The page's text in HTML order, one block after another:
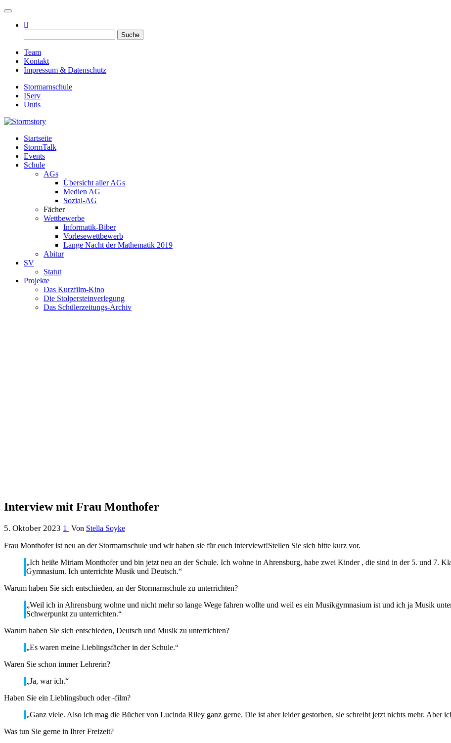
Toggle navigation
nach:
Team
Kontakt
Impressum & Datenschutz
Stormarnschule
IServ
Untis
Stormstory
Eure digitale Schülerzeitung
Startseite
StormTalk
Events
Schule
AGs
Übersicht aller AGs
Medien AG
Sozial-AG
Fächer
Wettbewerbe
Informatik-Biber
Vorlesewettbewerb
Lange Nacht der Mathematik 2019
Abitur
SV
Statut
Projekte
Das Kurzfilm-Kino
Die Stolpersteinverlegung
Das Schülerzeitungs-Archiv
Interview mit Frau Monthofer
5. Oktober 2023 1 Von Stella Soyke
Frau Monthofer ist neu an der Stormarnschule und wir haben sie für euch interviewt!Stellen Sie sich bitte kurz vor.
„Ich heiße Miriam Monthofer und bin jetzt neu an der Schule. Ich wohne in Ahrensburg, habe zwei Kinder , die sind in der 5. und 7.
Gymnasium. Ich unterrichte Musik und Deutsch.“
Warum haben Sie sich entschieden, an der Stormarnschule zu unterrichten?
„Weil ich in Ahrensburg wohne und nicht mehr so lange Wege fahren wollte und weil es ein Musikgymnasium ist und ich ja Musik
Schwerpunkt zu unterrichten.“
Warum haben Sie sich entschieden, Deutsch und Musik zu unterrichten?
„Es waren meine Lieblingsfächer in der Schule.“
Waren Sie schon immer Lehrerin?
„Ja, war ich.“
Haben Sie ein Lieblingsbuch oder -film?
„Ganz viele. Also ich mag die Bücher von Lucinda Riley ganz gerne. Die ist aber leider gestorben, sie schreibt jetzt nichts mehr. Aber
Was tun Sie gerne in Ihrer Freizeit?